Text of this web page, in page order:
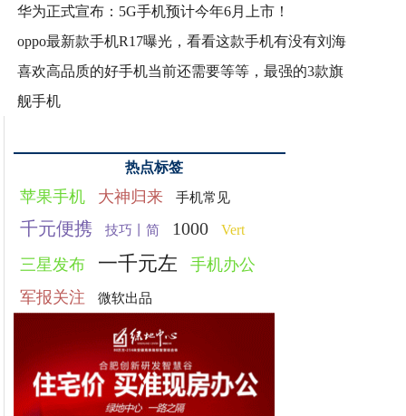
华为正式宣布：5G手机预计今年6月上市！
oppo最新款手机R17曝光，看看这款手机有没有刘海
喜欢高品质的好手机当前还需要等等，最强的3款旗
舰手机
热点标签
苹果手机 大神归来 手机常见
千元便携 技巧丨简 1000 Vert
三星发布 一千元左
手机办公
军报关注
微软出品